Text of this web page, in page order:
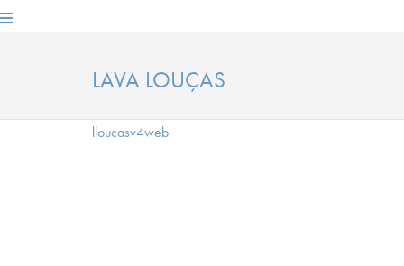
LAVA LOUÇAS
lloucasv4web